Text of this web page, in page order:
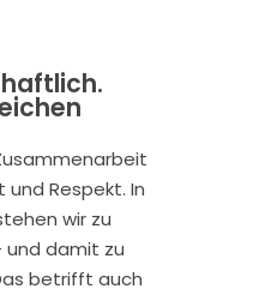
Respekt. In
wir zu
und damit zu
betrifft auch